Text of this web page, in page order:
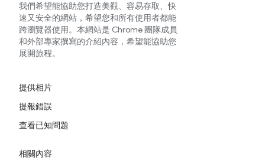
我們希望能協助您打造美觀、容易存取、快
速又安全的網站，希望您和所有使用者都能
跨瀏覽器使用。本網站是 Chrome 團隊成員
和外部專家撰寫的介紹內容，希望能協助您
展開旅程。
提供相片
提報錯誤
查看已知問題
相關內容